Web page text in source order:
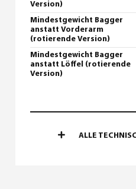
Version)
Mindestgewicht Bagger
anstatt Vorderarm
(rotierende Version)
Mindestgewicht Bagger
anstatt Löffel (rotierende
Version)
ALLE